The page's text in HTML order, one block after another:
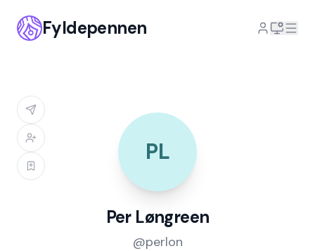
Fyldepennen
PL
Per Løngreen
@perlon